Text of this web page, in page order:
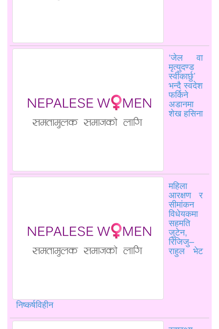
‘जेल वा
मृत्युदण्ड
स्वीकार्छु’
भन्दै स्वदेश
फर्किने
अडानमा
शेख हसिना
महिला
आरक्षण र
सीमांकन
विधेयकमा
सहमति
जुटेन,
रिजिजु–
राहुल भेट
निष्कर्षविहीन